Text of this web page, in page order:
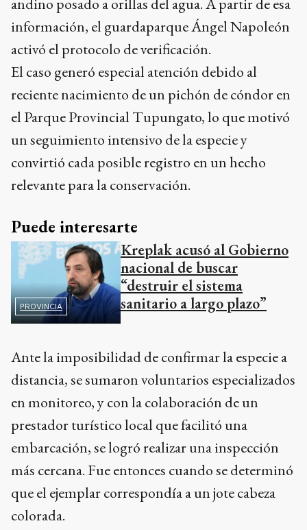
información, el guardaparque Ángel Napoleón
activó el protocolo de verificación.
El caso generó especial atención debido al
reciente nacimiento de un pichón de cóndor en
el Parque Provincial Tupungato, lo que motivó
un seguimiento intensivo de la especie y
convirtió cada posible registro en un hecho
relevante para la conservación.
Puede interesarte
PROVINCIA
Kreplak acusó al Gobierno
nacional de buscar
“destruir el sistema
sanitario a largo plazo”
Ante la imposibilidad de confirmar la especie a
distancia, se sumaron voluntarios especializados
en monitoreo, y con la colaboración de un
prestador turístico local que facilitó una
embarcación, se logró realizar una inspección
más cercana. Fue entonces cuando se determinó
que el ejemplar correspondía a un jote cabeza
colorada.